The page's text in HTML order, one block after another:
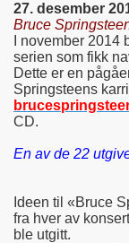
27. desember
Bruce
I november
serien som fikk
Dette er en
Springsteens
CD.
En av de 22
Ideen til «Bruce
fra hver av
ble utgitt.